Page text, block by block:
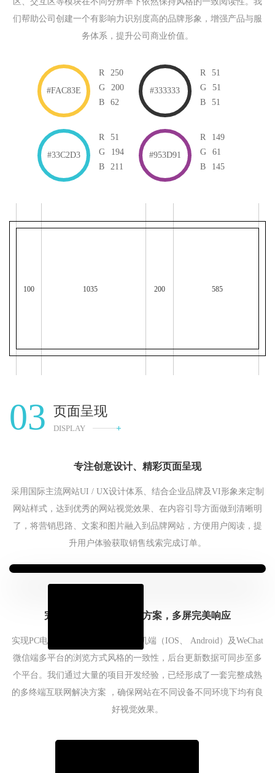
们帮助公司创建一个有影响力识别度高的品牌形象，增强产品与服
务体系，提升公司商业价值。
#FAC83E
R
250
G
200
B
62
#333333
R
51
G
51
B
51
#33C2D3
R
51
G
194
B
211
#953D91
R
149
G
61
B
145
100 1035 200 585
03 页面呈现
DISPLAY
专注创意设计、精彩页面呈现
采用国际主流网站UI / UX设计体系、结合企业品牌及VI形象来定制
网站样式，达到优秀的网站视觉效果、在内容引导方面做到清晰明
了，将营销思路、文案和图片融入到品牌网站，方便用户阅读，提
升用户体验获取销售线索完成订单。
完整成熟的全终端适配方案，多屏完美响应
实现PC电脑端、iPad平板端、M手机端（IOS、 Android）及WeChat
微信端多平台的浏览方式风格的一致性，后台更新数据可同步至多
个平台。我们通过大量的项目开发经验，已经形成了一套完整成熟
的多终端互联网解决方案 ，确保网站在不同设备不同环境下均有良
好视觉效果。